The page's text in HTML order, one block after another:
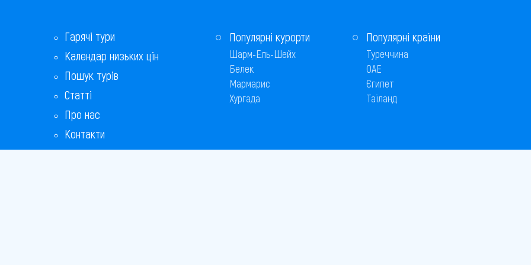
Гарячі тури
Календар низьких цін
Пошук турів
Статті
Про нас
Контакти
Бонусна програма
Популярні курорти
Шарм-Ель-Шейх
Белек
Мармарис
Хургада
Популярні країни
Туреччина
ОАЕ
Єгипет
Таїланд